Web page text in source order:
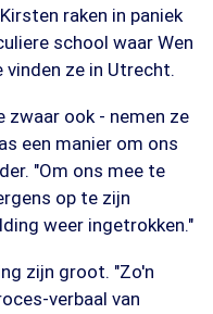
raken in paniek
school waar Wen
ze in Utrecht.
zwaar ook - nemen ze
een manier om ons
"Om ons mee te
op te zijn
weer ingetrokken."
zijn groot. "Zo'n
verbaal van